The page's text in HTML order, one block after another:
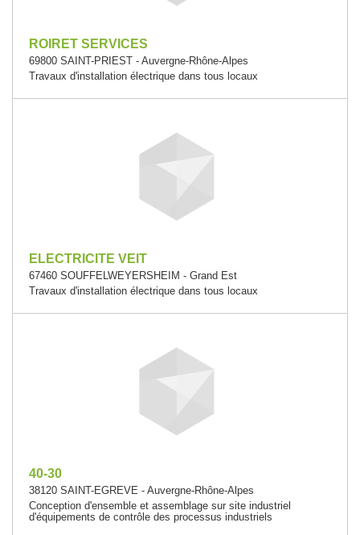
ROIRET SERVICES
69800 SAINT-PRIEST - Auvergne-Rhône-Alpes
Travaux d'installation électrique dans tous locaux
ELECTRICITE VEIT
67460 SOUFFELWEYERSHEIM - Grand Est
Travaux d'installation électrique dans tous locaux
40-30
38120 SAINT-EGREVE - Auvergne-Rhône-Alpes
Conception d'ensemble et assemblage sur site industriel
d'équipements de contrôle des processus industriels